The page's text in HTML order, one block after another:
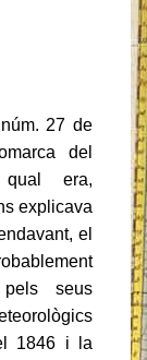
27 de
del
qual era,
explicava
el
seus
1846 i la